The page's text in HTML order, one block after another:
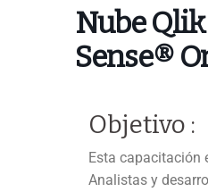
Nube
Sense®
Objetivo :
Esta capacitación
Analistas y